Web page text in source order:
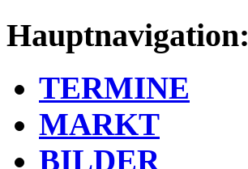
Hauptnavigation:
TERMINE
MARKT
BILDER